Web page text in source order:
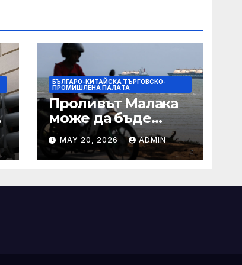
БЪЛГАРО-КИТАЙСКА ТЪРГОВСКО-
ПРОМИШЛЕНА ПАЛAТА
Проливът Малака
може да бъде
следващата точка,
ако Азия не
внимава
MAY 20, 2026 ADMIN